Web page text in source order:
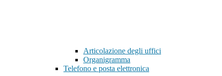
Articolazione degli uffici
Organigramma
Telefono e posta elettronica